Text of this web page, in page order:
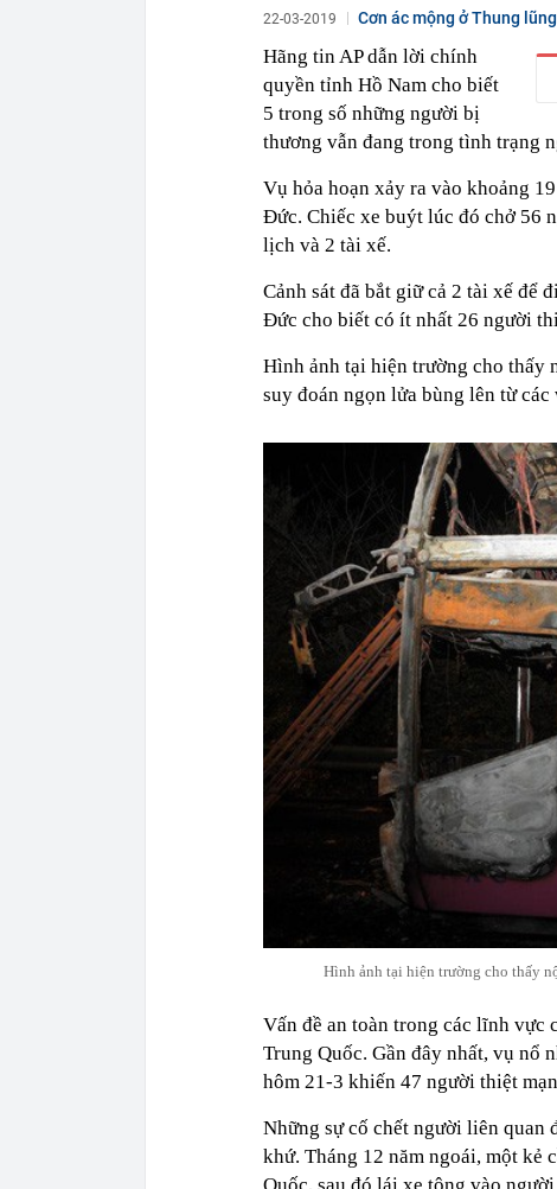
16:17
Thêm 5 tuyến
EVN hết lỗ lũy
Hiện trường vụ
Hà Nội - Hải Phòng
16:14
Ngoài rửa tiền
16:13
F88 tiếp tục
16:12
Mang 6,6 tỷ
22-03-2019
Cơn ác mộng ở Thung
Hãng tin AP dẫn lời chính
quyền tỉnh Hồ Nam cho biết
5 trong số những người bị
thương vẫn đang trong tình trạng
Vụ hỏa hoạn xảy ra vào khoảng
Đức. Chiếc xe buýt lúc đó chở 56
lịch và 2 tài xế.
Cảnh sát đã bắt giữ cả 2 tài xế để
Đức cho biết có ít nhất 26 người
Hình ảnh tại hiện trường cho thấy
suy đoán ngọn lửa bùng lên từ
Hình ảnh tại hiện trường cho thấy
Vấn đề an toàn trong các lĩnh vực
Trung Quốc. Gần đây nhất, vụ nổ
hôm 21-3 khiến 47 người thiệt
Những sự cố chết người liên quan
khứ. Tháng 12 năm ngoái, một kẻ